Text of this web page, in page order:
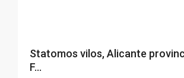
Statomos vilos, Alicante
F...